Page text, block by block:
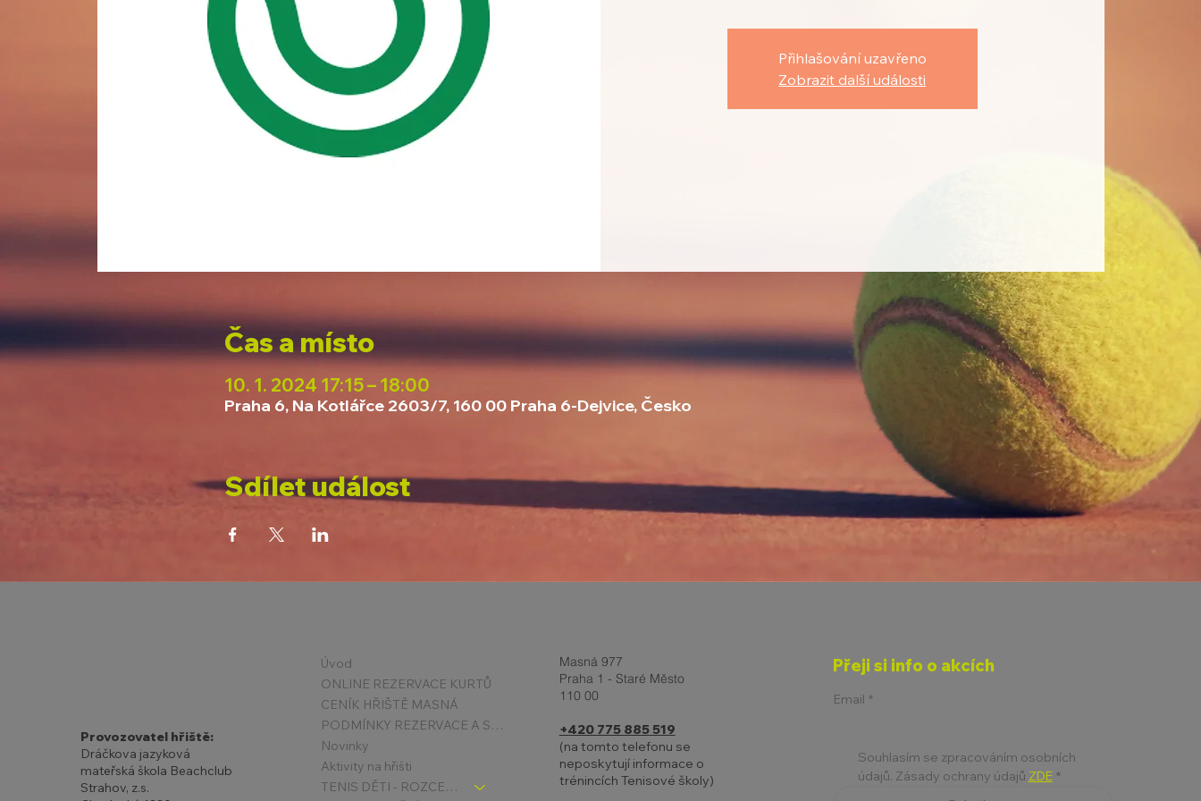
Přihlašování uzavřeno
Zobrazit další události
Čas a místo
10. 1. 2024 17:15 – 18:00
Praha 6, Na Kotlářce 2603/7, 160 00 Praha 6-Dejvice, Česko
Sdílet událost
Provozovatel hřiště:
Dráčkova jazyková
mateřská škola Beachclub
Strahov, z.s.
Úvod
ONLINE REZERVACE KURTŮ
CENÍK HŘIŠTĚ MASNÁ
PODMÍNKY REZERVACE A STORNA
Novinky
Aktivity na hřišti
TENIS DĚTI - ROZCESTNÍK
Masná 977
Praha 1 - Staré Město
110 00
+420 775 885 519
(na tomto telefonu se
neposkytují informace o
trénincích Tenisové školy)
Přeji si info o akcích
Email *
Souhlasím se zpracováním osobních
údajů. Zásady ochrany údajů ZDE *